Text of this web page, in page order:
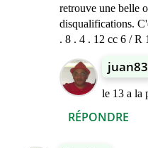
retrouve une belle
disqualifications.
. 8 . 4 . 12 cc 6 / R
RÉPONDRE
juan83
le 13 a la